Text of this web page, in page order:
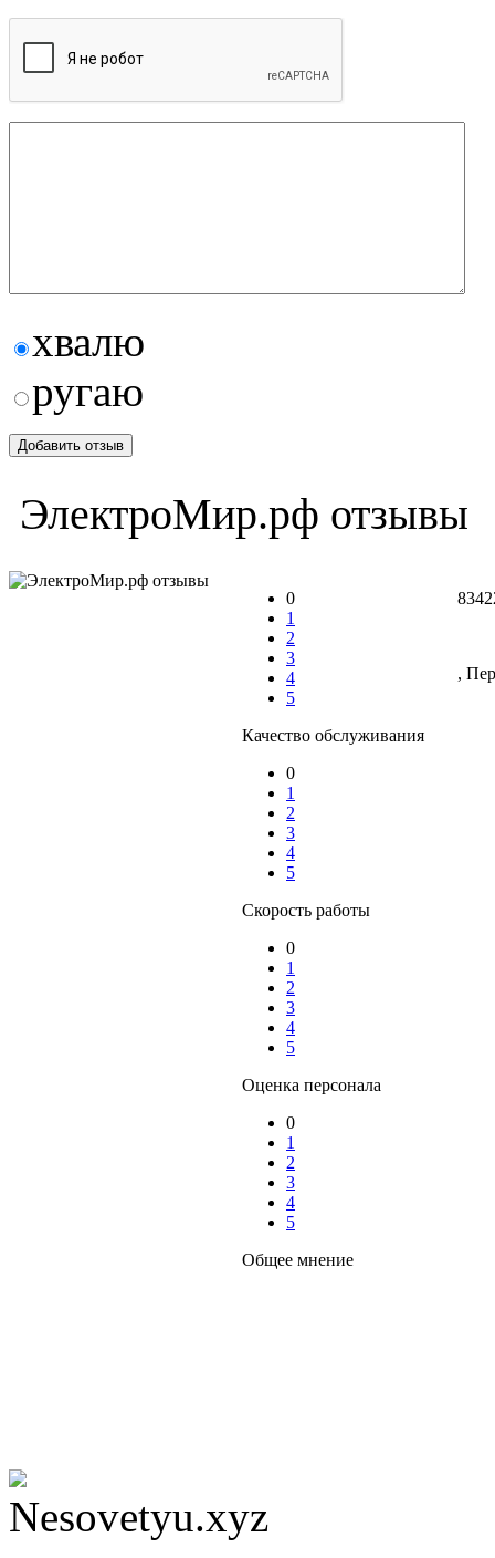
хвалю
ругаю
ЭлектроМир.рф отзывы
0
1
2
3
4
5
Качество обслуживания
0
1
2
3
4
5
Скорость работы
0
1
2
3
4
5
Оценка персонала
0
1
2
3
4
5
Общее мнение
,
Nesovetyu.xyz